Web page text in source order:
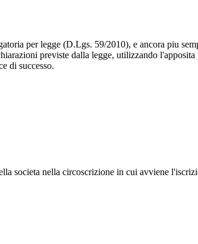
per legge (D.Lgs. 59/2010), e ancora piu
previste dalla legge, utilizzando
di successo.
societa nella circoscrizione in cui avviene